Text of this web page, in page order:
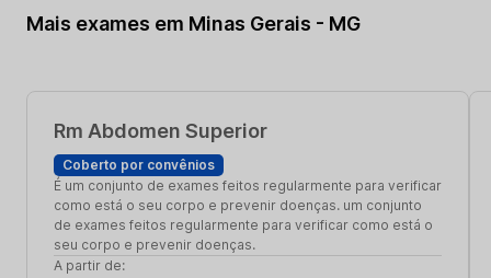
Mais exames em Minas Gerais - MG
Rm Abdomen Superior
Coberto por convênios
É um conjunto de exames feitos regularmente para verificar
como está o seu corpo e prevenir doenças. um conjunto
de exames feitos regularmente para verificar como está o
seu corpo e prevenir doenças.
A partir de: